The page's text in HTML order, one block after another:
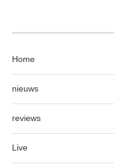
Home
nieuws
reviews
Live